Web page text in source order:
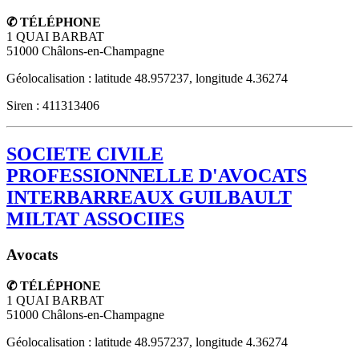
✆ TÉLÉPHONE
1 QUAI BARBAT
51000 Châlons-en-Champagne
Géolocalisation : latitude 48.957237, longitude 4.36274
Siren : 411313406
SOCIETE CIVILE
PROFESSIONNELLE D'AVOCATS
INTERBARREAUX GUILBAULT
MILTAT ASSOCIIES
Avocats
✆ TÉLÉPHONE
1 QUAI BARBAT
51000 Châlons-en-Champagne
Géolocalisation : latitude 48.957237, longitude 4.36274